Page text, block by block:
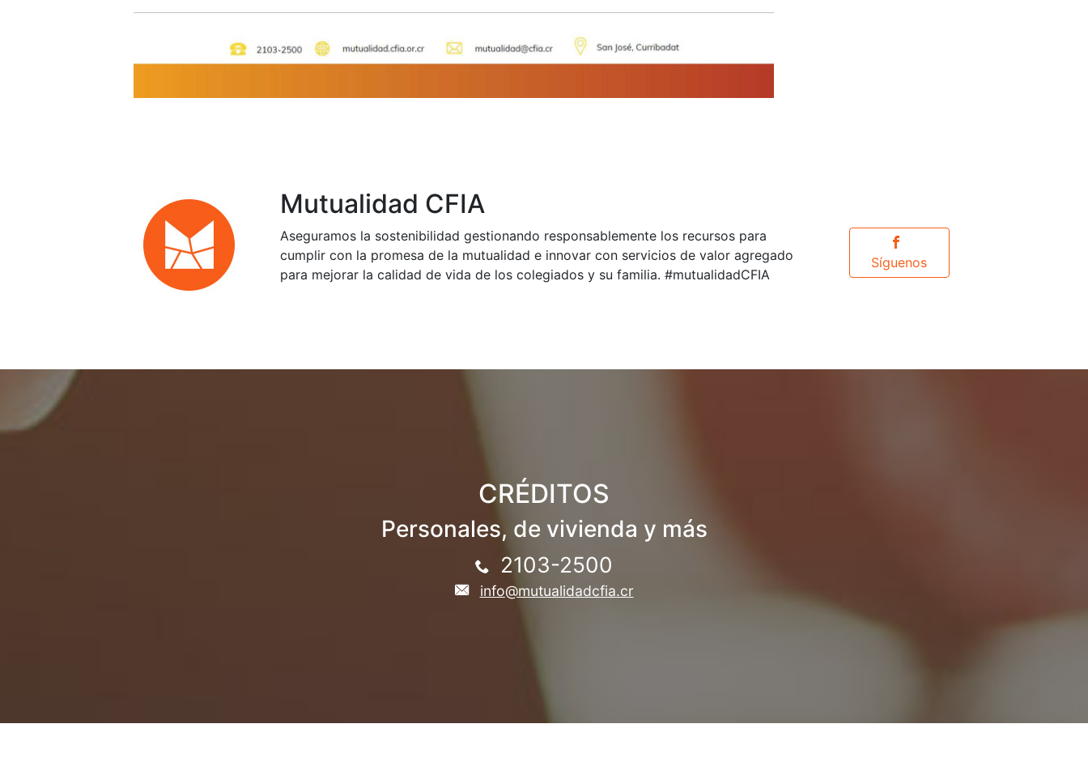
Mutualidad CFIA
Aseguramos la sostenibilidad gestionando responsablemente los recursos para
cumplir con la promesa de la mutualidad e innovar con servicios de valor agregado
para mejorar la calidad de vida de los colegiados y su familia. #mutualidadCFIA
Síguenos
CRÉDITOS
Personales, de vivienda y más
2103-2500
info@mutualidadcfia.cr